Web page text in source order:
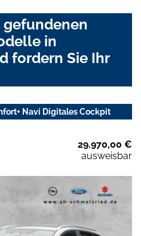
gefundenen
in
fordern Sie Ihr
Navi Digitales Cockpit
29.970,00 €
ausweisbar